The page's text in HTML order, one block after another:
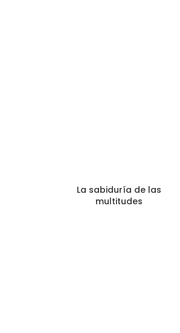
La sabiduría de las
multitudes